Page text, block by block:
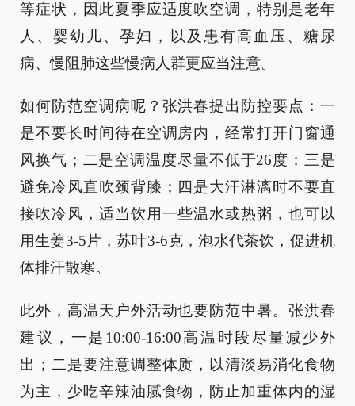
等症状，因此夏季应适度吹空调，特别是老年
人、婴幼儿、孕妇，以及患有高血压、糖尿
病、慢阻肺这些慢病人群更应当注意。
如何防范空调病呢？张洪春提出防控要点：一
是不要长时间待在空调房内，经常打开门窗通
风换气；二是空调温度尽量不低于26度；三是
避免冷风直吹颈背膝；四是大汗淋漓时不要直
接吹冷风，适当饮用一些温水或热粥，也可以
用生姜3-5片，苏叶3-6克，泡水代茶饮，促进机
体排汗散寒。
此外，高温天户外活动也要防范中暑。张洪春
建议，一是10:00-16:00高温时段尽量减少外
出；二是要注意调整体质，以清淡易消化食物
为主，少吃辛辣油腻食物，防止加重体内的湿